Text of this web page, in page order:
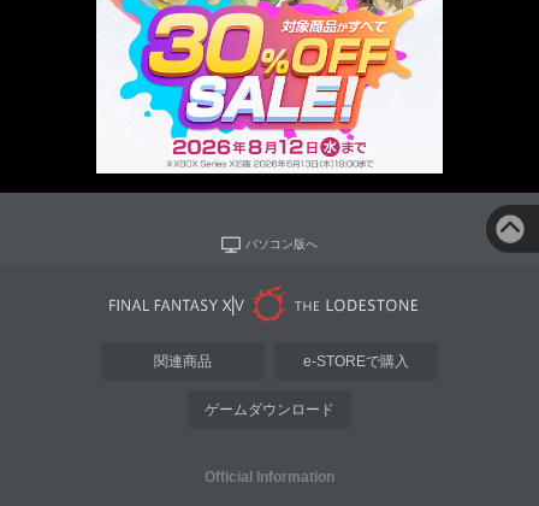
パソコン版へ
関連商品 e-STOREで購入
ゲームダウンロード
Official Information